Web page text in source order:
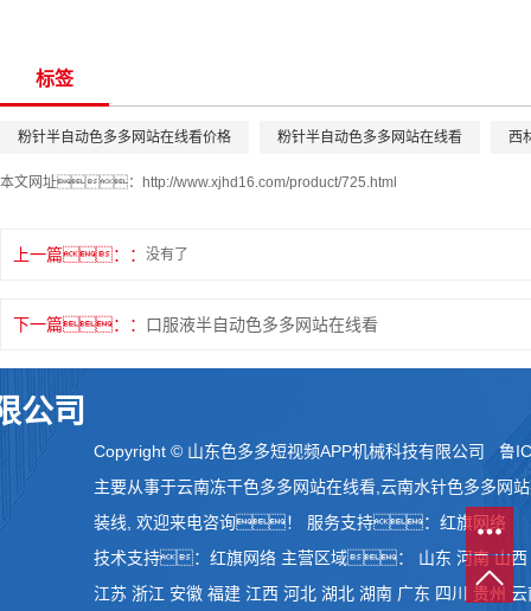
标签
粉针半自动色多多网站在线看价格 粉针半自动色多多网站在线看 西
本文网址： http://www.xjhd16.com/product/725.html
上一篇： 没有了
下一篇： 口服液半自动色多多网站在线看
公司
Copyright © 山东色多多短视频APP机械科技有限公司 鲁
主要从事于云南冻干色多多网站在线看 云南水针色多多网
装线 , 欢迎来电咨询！ 服务支持： 红旗网络
技术支持： 红旗网络 主营区域： 山东 河南 山西
江苏 浙江 安徽 福建 江西 河北 湖北 湖南 广东 四川 贵州